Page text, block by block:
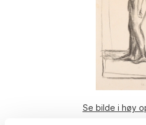
Se bilde i høy